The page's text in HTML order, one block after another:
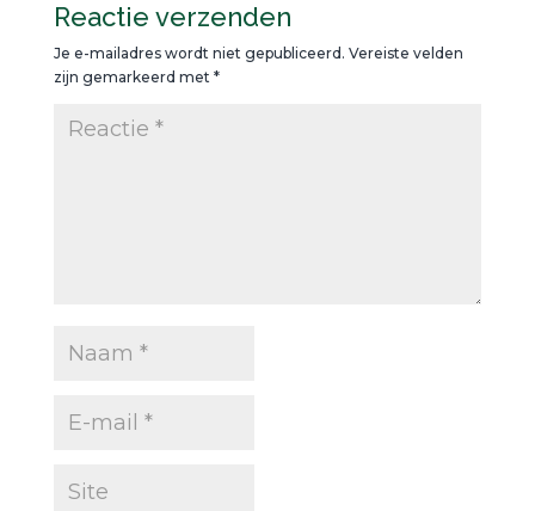
Reactie verzenden
Je e-mailadres wordt niet gepubliceerd. Vereiste velden
zijn gemarkeerd met *